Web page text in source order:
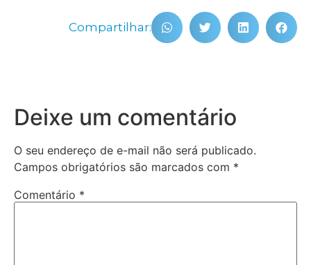
Compartilhar:
Deixe um comentário
O seu endereço de e-mail não será publicado.
Campos obrigatórios são marcados com *
Comentário *